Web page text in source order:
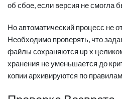
об сбое, если версия не смогла
Но автоматический процесс не
Необходимо проверять, что
файлы сохраняются up x
хранения не уменьшается до
копии архивируются по